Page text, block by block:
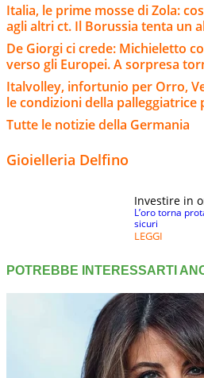
Italia, le prime mosse di Zola:
agli altri ct. Il Borussia tenta un
De Giorgi ci crede: Michieletto
verso gli Europei. A sorpresa
Italvolley, infortunio per Orro,
le condizioni della palleggiatrice
Tutte le notizie della Germania
Gioielleria Delfino
Investire in
L’oro torna
sicuri
LEGGI